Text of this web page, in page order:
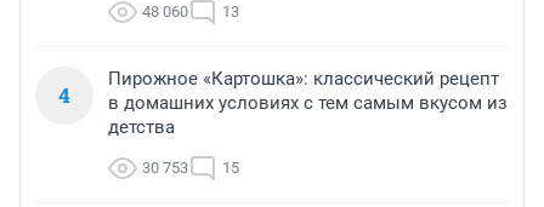
48 060 13
4
Пирожное «Картошка»: классический рецепт
в домашних условиях с тем самым вкусом из
детства
30 753 15